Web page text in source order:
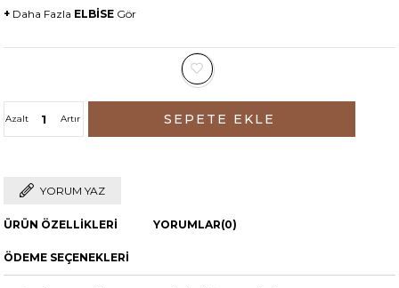
+ Daha Fazla ELBİSE Gör
Artır
Azalt
YORUM YAZ
ÜRÜN ÖZELLIKLERI YORUMLAR(0)
ÖDEME SEÇENEKLERI